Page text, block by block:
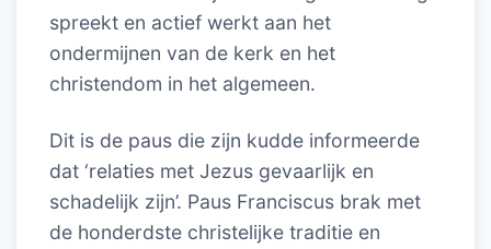
spreekt en actief werkt aan het
ondermijnen van de kerk en het
christendom in het algemeen.
Dit is de paus die zijn kudde informeerde
dat ‘relaties met Jezus gevaarlijk en
schadelijk zijn’. Paus Franciscus brak met
de honderdste christelijke traditie en